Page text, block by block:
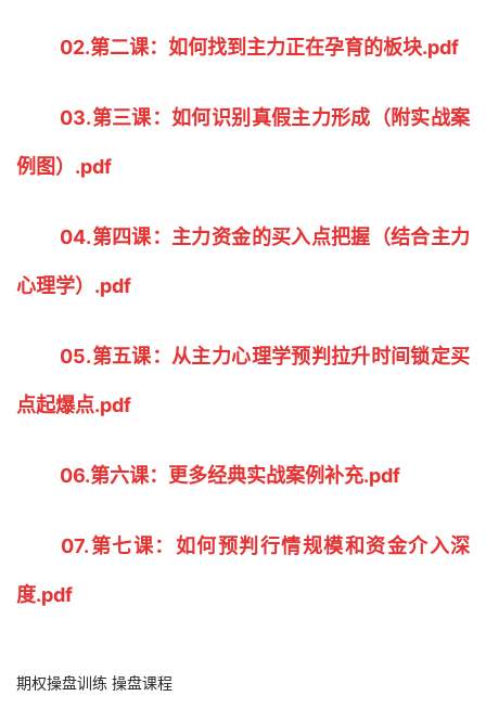
02.第二课：如何找到主力正在孕育的板块.pdf
03.第三课：如何识别真假主力形成（附实战案
例图）.pdf
04.第四课：主力资金的买入点把握（结合主力
心理学）.pdf
05.第五课：从主力心理学预判拉升时间锁定买
点起爆点.pdf
06.第六课：更多经典实战案例补充.pdf
07.第七课：如何预判行情规模和资金介入深
度.pdf
期权操盘训练 操盘课程